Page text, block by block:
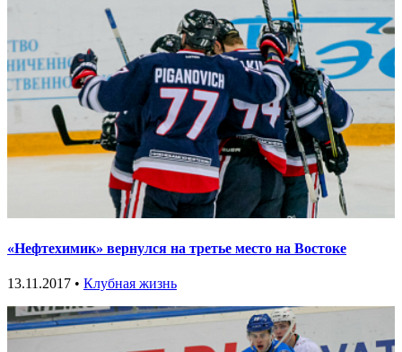
«Нефтехимик» вернулся на третье место на Востоке
13.11.2017 • Клубная жизнь